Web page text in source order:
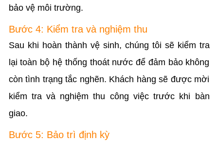
bảo vệ môi trường.
Bước 4: Kiểm tra và nghiệm thu
Sau khi hoàn thành vệ sinh, chúng tôi sẽ kiểm tra
lại toàn bộ hệ thống thoát nước để đảm bảo không
còn tình trạng tắc nghẽn. Khách hàng sẽ được mời
kiểm tra và nghiệm thu công việc trước khi bàn
giao.
Bước 5: Bảo trì định kỳ